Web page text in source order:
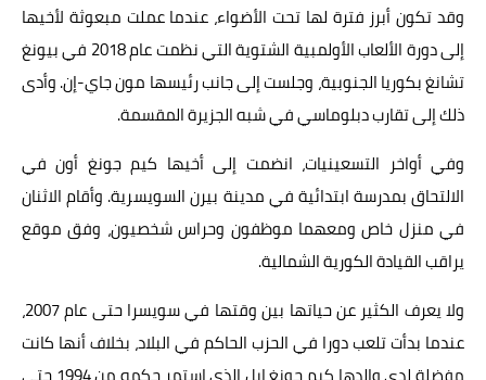
وقد تكون أبرز فترة لها تحت الأضواء، عندما عملت مبعوثة لأخيها
إلى دورة الألعاب الأولمبية الشتوية التي نظمت عام 2018 في بيونغ
تشانغ بكوريا الجنوبية، وجلست إلى جانب رئيسها مون جاي-إن. وأدى
ذلك إلى تقارب دبلوماسي في شبه الجزيرة المقسمة.
وفي أواخر التسعينيات، انضمت إلى أخيها كيم جونغ أون في
الالتحاق بمدرسة ابتدائية في مدينة بيرن السويسرية. وأقام الاثنان
في منزل خاص ومعهما موظفون وحراس شخصيون، وفق موقع
يراقب القيادة الكورية الشمالية.
ولا يعرف الكثير عن حياتها بين وقتها في سويسرا حتى عام 2007،
عندما بدأت تلعب دورا في الحزب الحاكم في البلاد، بخلاف أنها كانت